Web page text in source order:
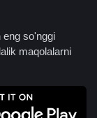
eng so'nggi
maqolalarni